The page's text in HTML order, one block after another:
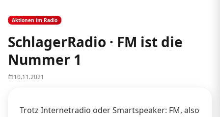
Aktionen im Radio
SchlagerRadio · FM ist die
Nummer 1
10.11.2021
Trotz Internetradio oder Smartspeaker: FM, also